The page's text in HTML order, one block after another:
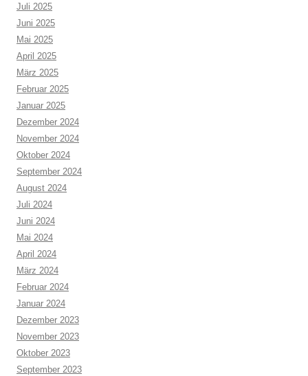
Juli 2025
Juni 2025
Mai 2025
April 2025
März 2025
Februar 2025
Januar 2025
Dezember 2024
November 2024
Oktober 2024
September 2024
August 2024
Juli 2024
Juni 2024
Mai 2024
April 2024
März 2024
Februar 2024
Januar 2024
Dezember 2023
November 2023
Oktober 2023
September 2023